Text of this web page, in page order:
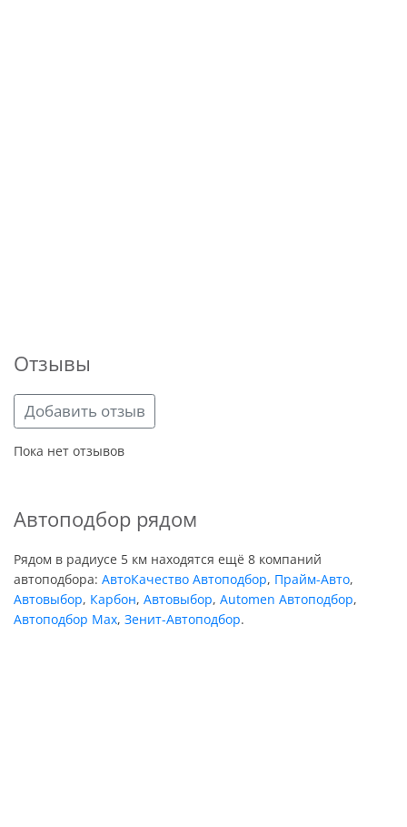
Отзывы
Добавить отзыв
Пока нет отзывов
Автоподбор рядом
Рядом в радиусе 5 км находятся ещё 8 компаний
автоподбора: АвтоКачество Автоподбор, Прайм-Авто,
Автовыбор, Карбон, Автовыбор, Automen Автоподбор,
Автоподбор Мах, Зенит-Автоподбор.